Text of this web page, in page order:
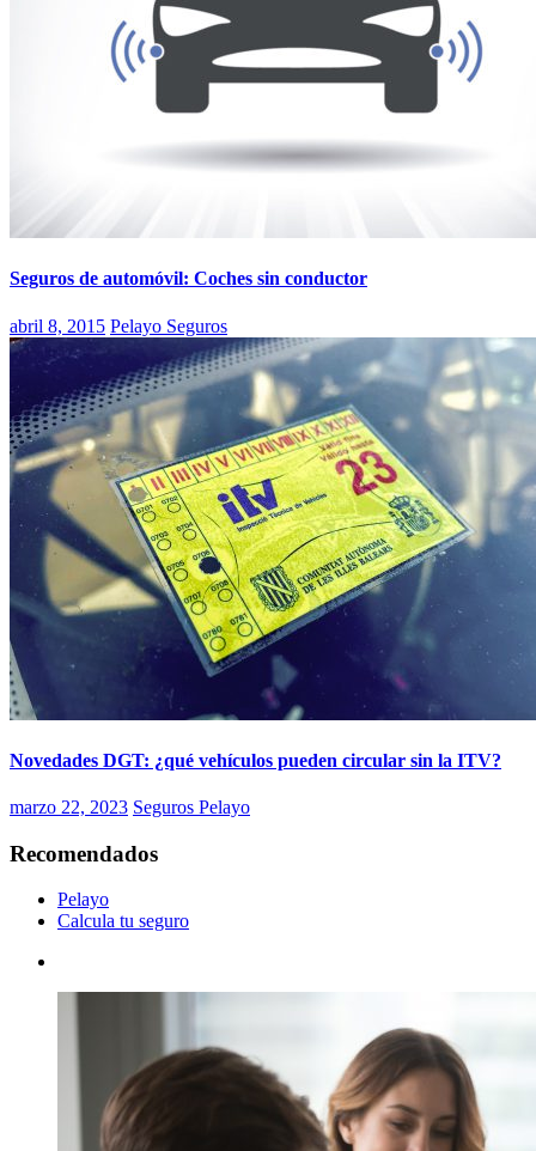
Seguros de automóvil: Coches sin conductor
abril 8, 2015 Pelayo Seguros
Novedades DGT: ¿qué vehículos pueden circular sin la ITV?
marzo 22, 2023 Seguros Pelayo
Recomendados
Pelayo
Calcula tu seguro